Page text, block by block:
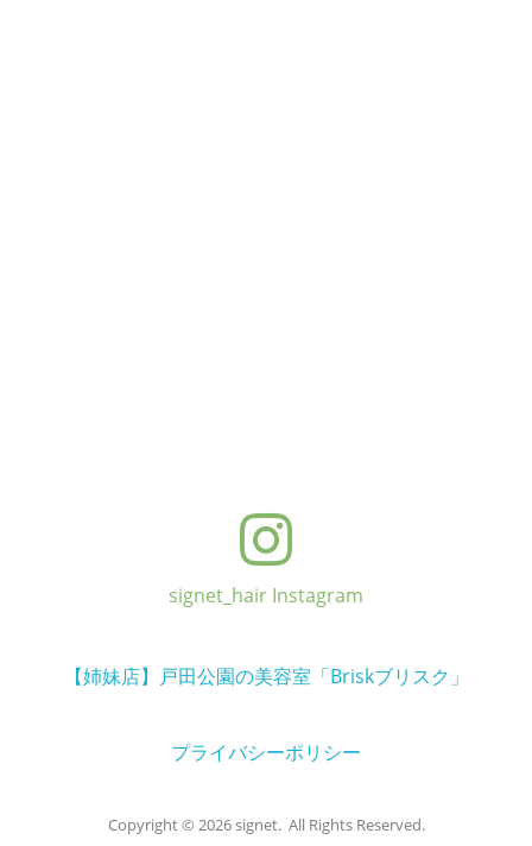
signet_hair Instagram
【姉妹店】戸田公園の美容室「Briskブリスク」
Copyright © 2026 signet. All Rights Reserved.
プライバシーポリシー